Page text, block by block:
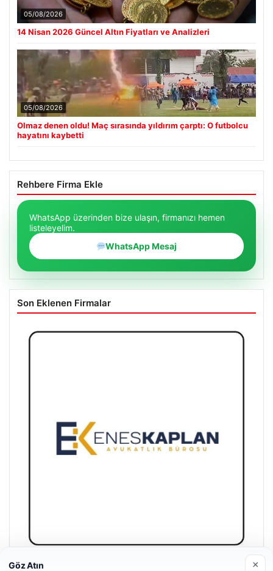
05/08/2026
14 Nisan 2026 Güncel Altın Fiyatları ve Analizleri
05/08/2026
Olmaz denen oldu! Maç sırasında yıldırım çarptı: O futbolcu
hayatını kaybetti
Rehbere Firma Ekle
WhatsApp üzerinden bize ulaşın, firmanızı hemen
listeleyelim.
WhatsApp Mesaj
Son Eklenen Firmalar
Göz Atın ×